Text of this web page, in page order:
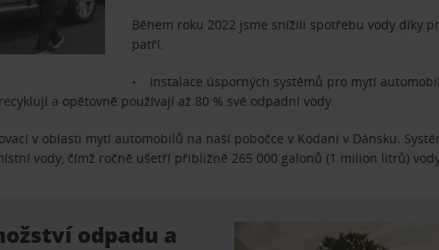
Během roku 2022 jsme snížili spotřebu vody díky
patří:
Instalace úsporných systémů pro mytí
a opětovně používají až 80 % své odpadní vody.
v oblasti mytí automobilů na naší pobočce v Kodani v Dánsku.
vody, čímž ročně ušetří přibližně 265 000 galonů (1 milion litrů)
odpadu a